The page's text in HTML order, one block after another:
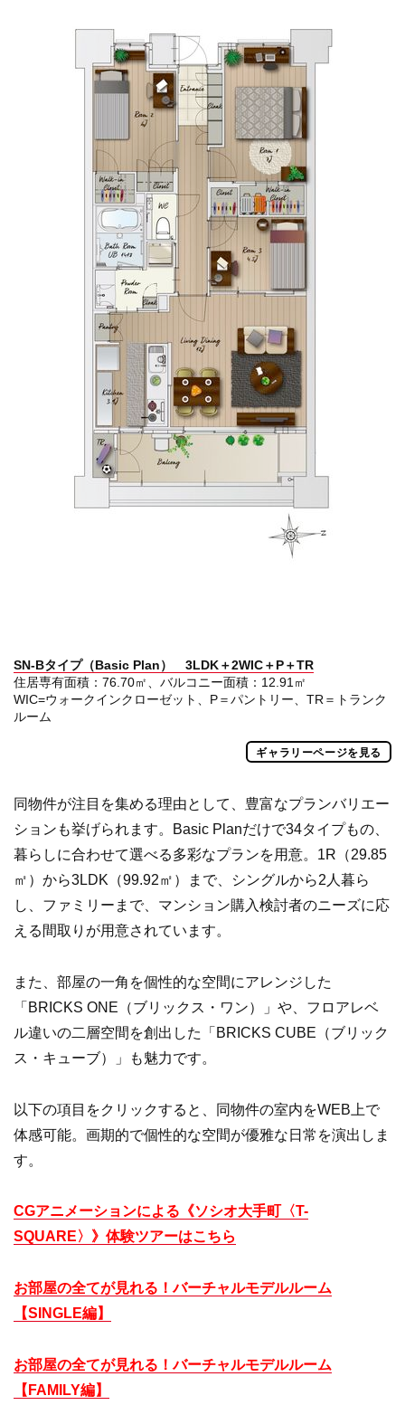
SN-Bタイプ（Basic Plan） 3LDK＋2WIC＋P＋TR
住居専有面積：76.70㎡、バルコニー面積：12.91㎡
WIC=ウォークインクローゼット、P＝パントリー、TR＝トランク
ルーム
ギャラリーページを見る
同物件が注目を集める理由として、豊富なプランバリエー
ションも挙げられます。Basic Planだけで34タイプもの、
暮らしに合わせて選べる多彩なプランを用意。1R（29.85
㎡）から3LDK（99.92㎡）まで、シングルから2人暮ら
し、ファミリーまで、マンション購入検討者のニーズに応
える間取りが用意されています。
また、部屋の一角を個性的な空間にアレンジした
「BRICKS ONE（ブリックス・ワン）」や、フロアレベ
ル違いの二層空間を創出した「BRICKS CUBE（ブリック
ス・キューブ）」も魅力です。
以下の項目をクリックすると、同物件の室内をWEB上で
体感可能。画期的で個性的な空間が優雅な日常を演出しま
す。
CGアニメーションによる《ソシオ大手町〈T-
SQUARE〉》体験ツアーはこちら
お部屋の全てが見れる！バーチャルモデルルーム
【SINGLE編】
お部屋の全てが見れる！バーチャルモデルルーム
【FAMILY編】